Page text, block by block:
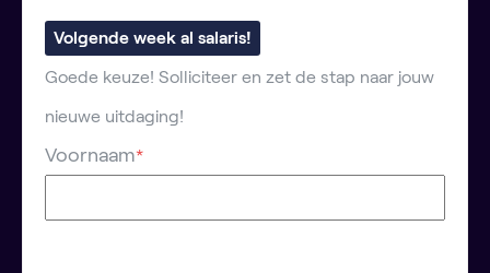
Volgende week al salaris!
Goede keuze! Solliciteer en zet de stap naar jouw
nieuwe uitdaging!
Voornaam*